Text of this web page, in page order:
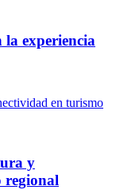
la experiencia
y
regional